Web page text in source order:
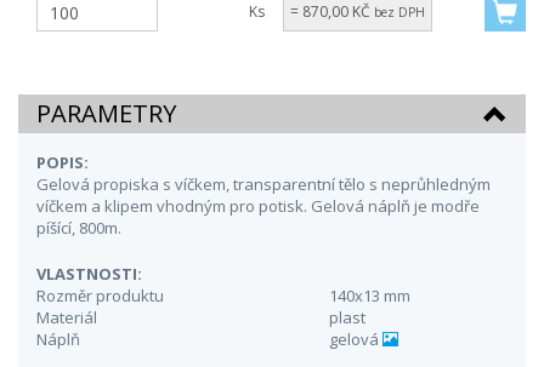
Ks = 870,00 KČ bez DPH
PARAMETRY
POPIS:
Gelová propiska s víčkem, transparentní tělo s neprůhledným
víčkem a klipem vhodným pro potisk. Gelová náplň je modře
píšící, 800m.
VLASTNOSTI:
Rozměr produktu
140x13 mm
Materiál
plast
Náplň
gelová